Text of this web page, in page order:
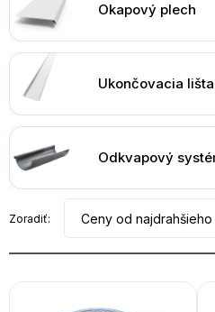
Okapový plech
Ukončovacia lišta
Odkvapový
Zoradiť: Ceny od najdrahšieho